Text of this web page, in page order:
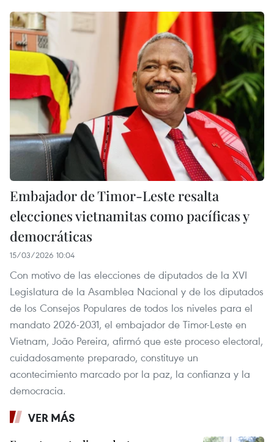
Embajador de Timor-Leste resalta
elecciones vietnamitas como pacíficas y
democráticas
15/03/2026 10:04
Con motivo de las elecciones de diputados de la XVI
Legislatura de la Asamblea Nacional y de los diputados
de los Consejos Populares de todos los niveles para el
mandato 2026-2031, el embajador de Timor-Leste en
Vietnam, João Pereira, afirmó que este proceso electoral,
cuidadosamente preparado, constituye un
acontecimiento marcado por la paz, la confianza y la
democracia.
VER MÁS